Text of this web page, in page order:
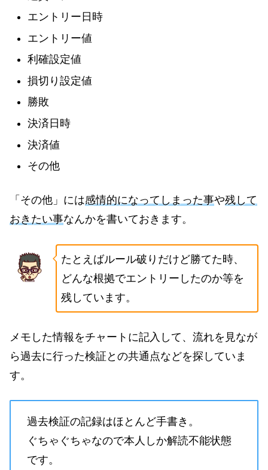
エントリー日時
エントリー値
利確設定値
損切り設定値
勝敗
決済日時
決済値
その他
「その他」には感情的になってしまった事や残して
おきたい事なんかを書いておきます。
たとえばルール破りだけど勝てた時、
どんな根拠でエントリーしたのか等を
残しています。
メモした情報をチャートに記入して、流れを見なが
ら過去に行った検証との共通点などを探していま
す。
過去検証の記録はほとんど手書き。
ぐちゃぐちゃなので本人しか解読不能状態
です。